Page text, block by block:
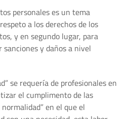
personales es un tema
a los derechos de los
y en segundo lugar, para
y daños a nivel
se requería de profesionales en
el cumplimento de las
en el que el